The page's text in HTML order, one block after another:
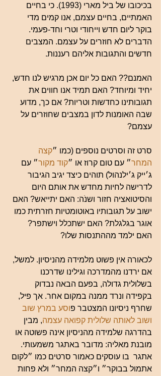
בכיכובו של ביל מארי (1993). כי בחיים
האמתיים, בחיים עצמם, אנו קמים מדי
בוקר ליום חדש וייחודי וטרי וחד-פעמי.
הדברים לא חוזרים על עצמם. המצבים
חדשים והתגובות אליהם רעננות.
האמנם?? האם כל יום אכן מרגיש לנו חדש,
יחיד ומיוחד? האם תמיד אנו חווים את
תגובותינו כחדשות וטריות? אם כך, מדוע
שבה האומנות לדון במצבים שחוזרים על
עצמם?
סרט זה וסרטים נוספים (כמו ״קצה
המחר״ עם טום קרוז או ״קוד מקור״ עם
ג׳ייק ג׳ילנהול) תוהים כיצד יגיב הגיבור
לדרישה לחיות מחדש את אותם היום
והסיטואציה חזור ושנֹה: האם יתייאש? האם
ישוב על תגובותיו באוטומטיות חזרתית כמו
אוגר בגלגלת? האם ישתכלל וישתפר?
האם ילמד מההתנסות שלו?
לכאורה אין פשוט מלמידה מהניסיון. למשל,
אם ירדנו מהמדרכה וגילינו שדרכנו
בשלולית גדולה, בפעם הבאה נבדוק
בקפידה ונרד ממנה במקום אחר. אך פיל,
שחרף ניסיונו המצטבר פוסע במרץ שוב
ושוב לאותה שלולית קפואה עצמה, מבין
בהדרגה שלמידה מהניסיון אינה פשוטה או
מובנת מאליה: מדובר באתגר משמעותי.
אתגר  בו עוסקים כאמור סרטים כמו ״לקום
אתמול בבוקר״ ו״קצה המחר״ ולא פחות